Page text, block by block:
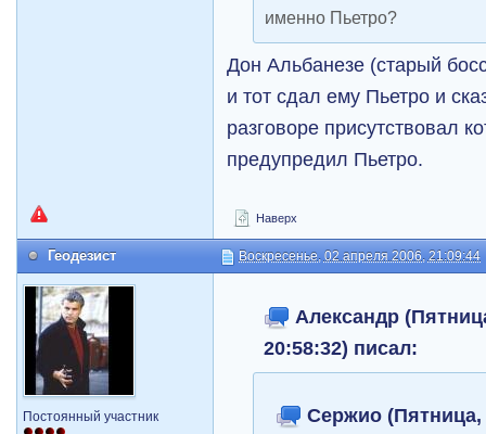
именно Пьетро?
Дон Альбанезе (старый
и тот сдал ему Пьетро и
разговоре присутствовал
предупредил Пьетро.
Наверх
Геодезист Воскресенье, 02 апреля 2006, 21:09:44
Постоянный участник
Александр
20:58:32) писал:
Сержио (Пятница,